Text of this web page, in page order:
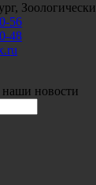
56
48
наши новости